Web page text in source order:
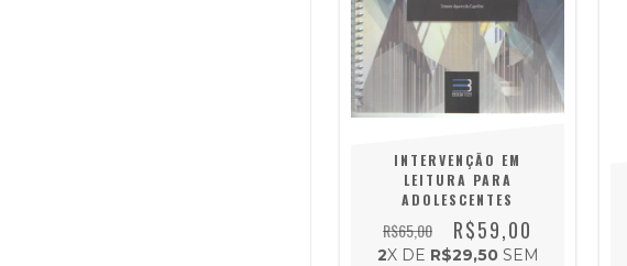
INTERVENÇÃO EM
LEITURA PARA
ADOLESCENTES
R$65,00 R$59,00
2X DE R$29,50SEM